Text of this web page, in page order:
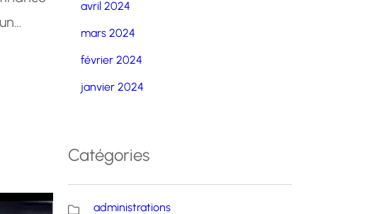
avril 2024
mars 2024
février 2024
janvier 2024
Catégories
administrations